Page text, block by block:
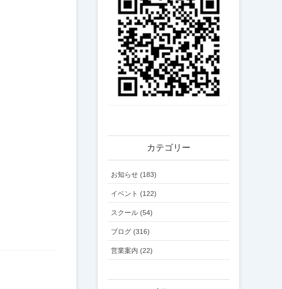
カテゴリー
お知らせ (183)
イベント (122)
スクール (54)
ブログ (316)
営業案内 (22)